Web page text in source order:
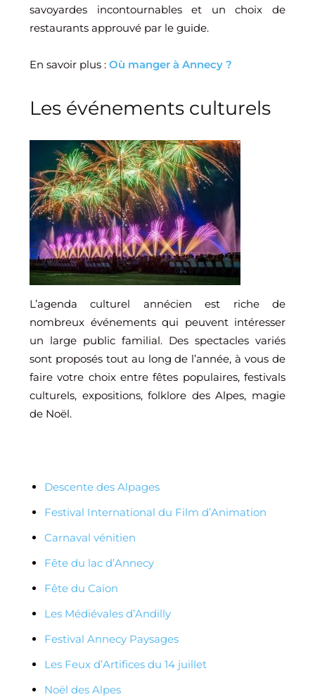
savoyardes incontournables et un choix de
restaurants approuvé par le guide.
En savoir plus : Où manger à Annecy ?
Les événements culturels
L’agenda culturel annécien est riche de
nombreux événements qui peuvent intéresser
un large public familial. Des spectacles variés
sont proposés tout au long de l’année, à vous de
faire votre choix entre fêtes populaires, festivals
culturels, expositions, folklore des Alpes, magie
de Noël.
Descente des Alpages
Festival International du Film d’Animation
Carnaval vénitien
Fête du lac d’Annecy
Fête du Caïon
Les Médiévales d’Andilly
Festival Annecy Paysages
Les Feux d’Artifices du 14 juillet
Noël des Alpes